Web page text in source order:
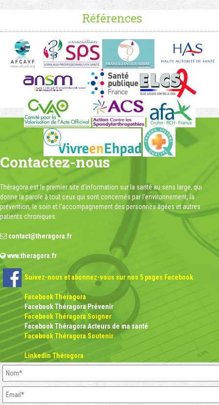
Références
Contactez-nous
Théragora est le premier site d'information sur la santé au sens large, qui
donne la parole à tout ceux qui sont concernés par l'environnement, la
prévention, le soin et l'accompagnement des personnes âgées et autres
patients chroniques.
contact@theragora.fr
www.theragora.fr
Suivez-nous et abonnez-vous sur nos 5 pages Facebook
Facebook Théragora
Facebook Théragora Prévenir
Facebook Théragora Soigner
Facebook Théragora Acteurs de ma santé
Facebook Théragora Soutenir
Linkedin Théragora